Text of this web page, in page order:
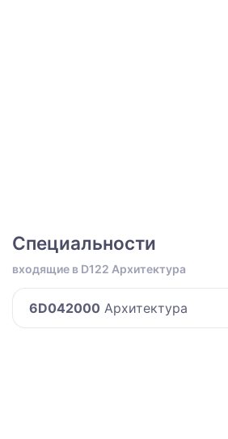
Специальности
входящие в D122 Архитектура
6D042000 Архитектура